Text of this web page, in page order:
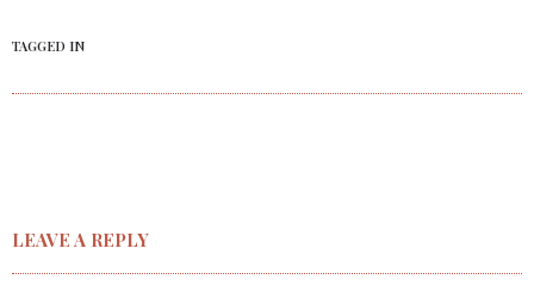
TAGGED IN
LEAVE A REPLY